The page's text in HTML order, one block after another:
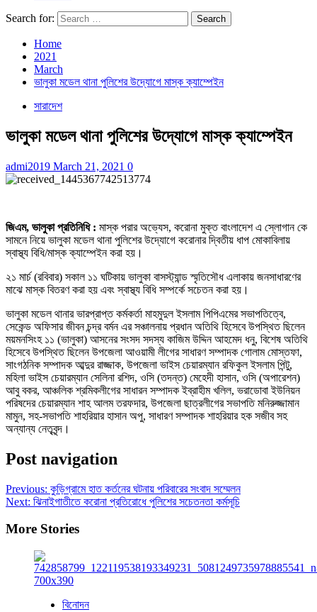
Search for:
Home
2021
March
ভালুকা মডেল থানা পুলিশের উদ্যোগে মাস্ক ক্যাম্পেইন
সারাদেশ
ভালুকা মডেল থানা পুলিশের উদ্যোগে মাস্ক ক্যাম্পেইন
admi2019 March 21, 2021 0
জিএম, ভালুকা প্রতিনিধি : মাস্ক পরার অভ্যেস, করোনা মুক্ত বাংলাদেশ এ স্লোগান কে
সামনে নিয়ে ভালুকা মডেল থানা পুলিশের উদ্যোগে করোনার দ্বিতীয় ধাপ মোকাবিলায়
স্বাস্থ্য বিধি/মাস্ক ক্যাম্পেইন করা হয়।
২১ মার্চ (রবিবার) সকাল ১১ ঘটিকায় ভালুকা বাসস্ট্যান্ড স্মৃতিসৌধ এলাকায় জনসাধারণের
মাঝে মাস্ক বিতরণ করা হয় এবং স্বাস্থ্য বিধি সম্পর্কে সচেতন করা হয়।
ভালুকা মডেল থানার ভারপ্রাপ্ত কর্মকর্তা মাহমুদুল ইসলাম পিপিএমের সভাপতিত্বে,
সেকেন্ড অফিসার জীবন চন্দ্র বর্মন এর সঞ্চালনায় প্রধান অতিথি হিসেবে উপস্থিত ছিলেন
ময়মনসিংহ ১১ (ভালুকা) আসনের সংসদ সদস্য কাজিম উদ্দিন আহমেদ ধনু, বিশেষ অতিথি
হিসেবে উপস্থিত ছিলেন উপজেলা আওয়ামী লীগের সাধারণ সম্পাদক গোলাম মোস্তফা,
সাংগঠনিক সম্পাদক আব্দুর রাজ্জাক, উপজেলা ভাইস চেয়ারম্যান রফিকুল ইসলাম পিন্টু,
মহিলা ভাইস চেয়ারম্যান সেলিনা রশিদ, ওসি (তদন্ত) মেহেদী হাসান, ওসি (অপারেশন)
আবু বকর, আঞ্চলিক শ্রমিকলীগের সাধারন সম্পাদক ইব্রাহীম খলিল, ভরাডোবা ইউনিয়ন
পরিষদের চেয়ারম্যান শাহ আলম তরফদার, উপজেলা ছাত্রলীগের সভাপতি মনিরুজ্জামান
মামুন, সহ-সভাপতি শাহরিয়ার হাসান অপু, সাধারণ সম্পাদক শাহরিয়ার হক সজীব সহ
অন্যান্য নেতৃবৃন্দ।
Post navigation
Previous: কুড়িগ্রামে হাত কর্তনের ঘটনায় পরিবারের সংবাদ সম্মেলন
Next: ঝিনাইগাতীতে করোনা প্রতিরোধে পুলিশের সচেতনতা কর্মসূচি
More Stories
বিনোদন